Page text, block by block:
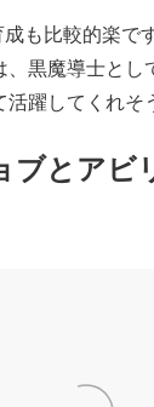
も比較的楽で
黒魔導士とし
躍してくれそ
ブとアビ